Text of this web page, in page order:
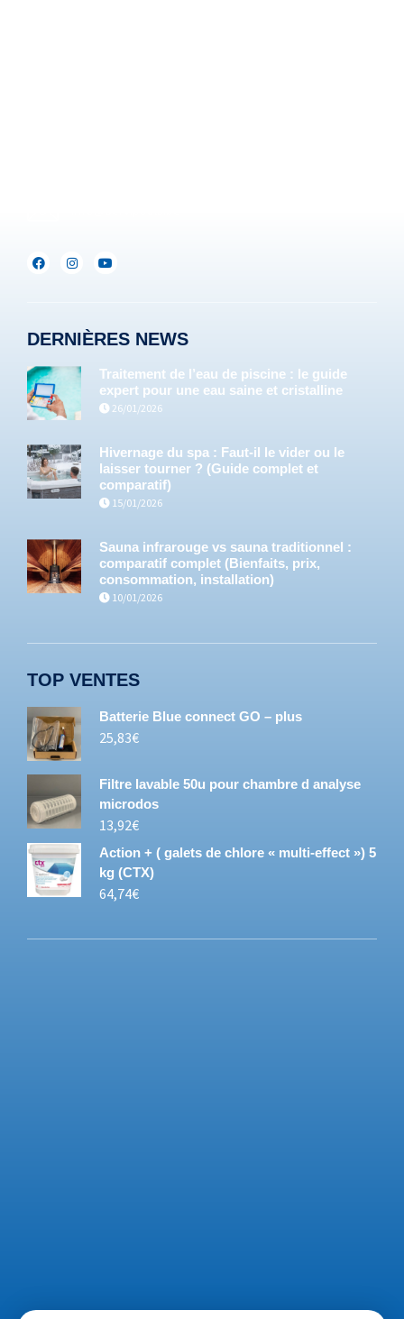
DERNIÈRES NEWS
Traitement de l’eau de piscine : le guide
expert pour une eau saine et cristalline
26/01/2026
Hivernage du spa : Faut-il le vider ou le
laisser tourner ? (Guide complet et
comparatif)
15/01/2026
Sauna infrarouge vs sauna traditionnel :
comparatif complet (Bienfaits, prix,
consommation, installation)
10/01/2026
TOP VENTES
Batterie Blue connect GO – plus
25,83€
Filtre lavable 50u pour chambre d analyse
microdos
13,92€
Action + ( galets de chlore « multi-effect ») 5
kg (CTX)
64,74€